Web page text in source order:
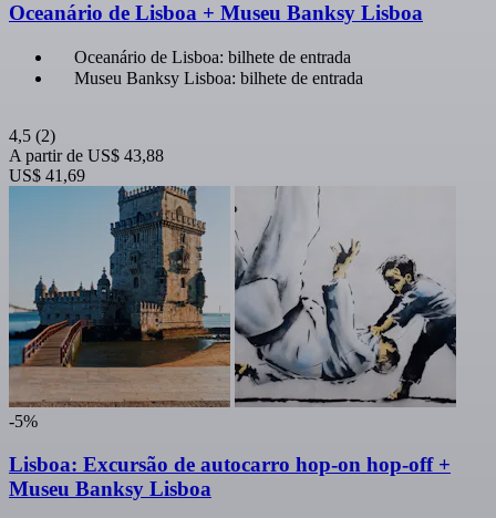
Oceanário de Lisboa + Museu Banksy Lisboa
Oceanário de Lisboa: bilhete de entrada
Museu Banksy Lisboa: bilhete de entrada
4,5 (2)
A partir de US$ 43,88
US$ 41,69
-5%
Lisboa: Excursão de autocarro hop-on hop-off +
Museu Banksy Lisboa